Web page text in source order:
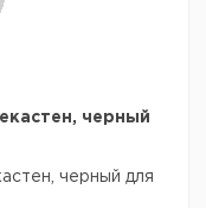
черный
черный для